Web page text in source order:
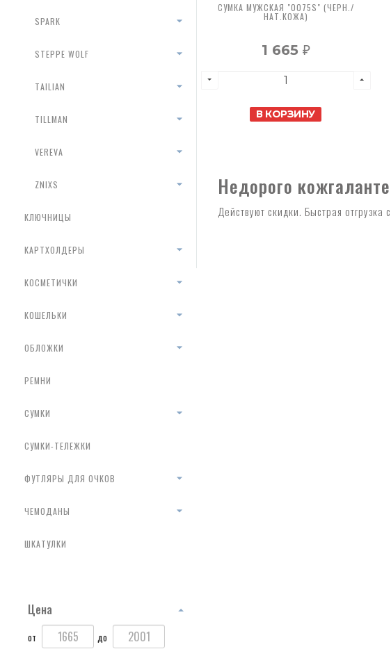
SPARK
STEPPE WOLF
TAILIAN
TILLMAN
VEREVA
ZNIXS
КЛЮЧНИЦЫ
КАРТХОЛДЕРЫ
КОСМЕТИЧКИ
КОШЕЛЬКИ
ОБЛОЖКИ
РЕМНИ
СУМКИ
СУМКИ-ТЕЛЕЖКИ
ФУТЛЯРЫ ДЛЯ ОЧКОВ
ЧЕМОДАНЫ
ШКАТУЛКИ
Цена
от
до
СУМКА МУЖСКАЯ "0075S" (ЧЕРН./
НАТ.КОЖА)
1 665 ₽
В КОРЗИНУ
Недорого
Действуют скидки. Быстрая